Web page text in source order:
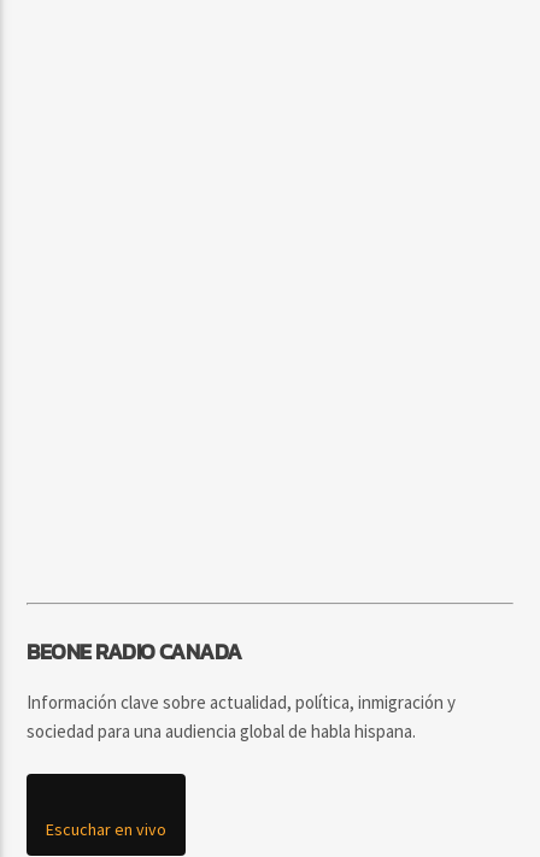
BEONE RADIO CANADA
Información clave sobre actualidad, política, inmigración y
sociedad para una audiencia global de habla hispana.
Escuchar en vivo